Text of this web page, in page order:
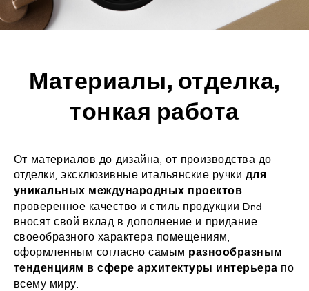
КОНТАКТЫ
Материалы, отделка,
тонкая работа
От материалов до дизайна, от производства до
отделки, эксклюзивные итальянские ручки для
уникальных международных проектов —
проверенное качество и стиль продукции Dnd
вносят свой вклад в дополнение и придание
своеобразного характера помещениям,
оформленным согласно самым разнообразным
тенденциям в сфере архитектуры интерьера по
всему миру.